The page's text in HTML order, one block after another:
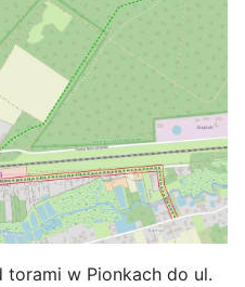
w Pionkach do ul.